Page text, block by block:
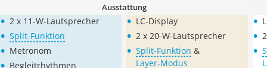
Ausstattung
• 2 x 11-W-Lautsprecher
• Split-Funktion
• Metronom
Begleitrhythmen
• LC-Display
• 2 x 20-W-Lautsprecher
• Split-Funktion &
Layer-Modus
•
•
•